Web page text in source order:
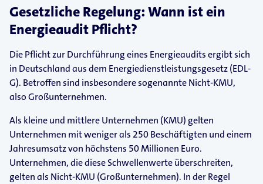
Gesetzliche Regelung: Wann ist ein
Energieaudit Pflicht?
Die Pflicht zur Durchführung eines Energieaudits ergibt sich
in Deutschland aus dem Energiedienstleistungsgesetz (EDL-
G). Betroffen sind insbesondere sogenannte Nicht-KMU,
also Großunternehmen.
Als kleine und mittlere Unternehmen (KMU) gelten
Unternehmen mit weniger als 250 Beschäftigten und einem
Jahresumsatz von höchstens 50 Millionen Euro.
Unternehmen, die diese Schwellenwerte überschreiten,
gelten als Nicht-KMU (Großunternehmen). In der Regel